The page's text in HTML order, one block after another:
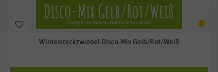
Wintersteckzwiebel Disco-Mix Gelb/Rot/Weiß